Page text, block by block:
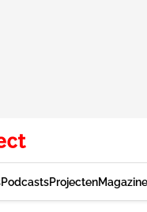
PodcastsProjectenMagazine